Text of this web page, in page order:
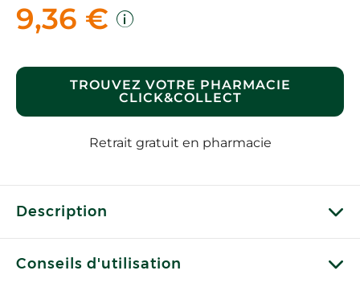
9,36 €
TROUVEZ VOTRE PHARMACIE
CLICK&COLLECT
Retrait gratuit en pharmacie
Description
Conseils d'utilisation